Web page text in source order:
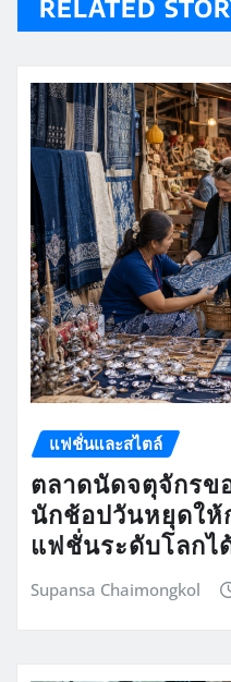
RELATED
แฟชั่นและสไตล์
ตลาดนัดจตุจักรข
นักช้อปวันหยุดให้
แฟชั่นระดับโลกไ
Supansa Chaimongkol